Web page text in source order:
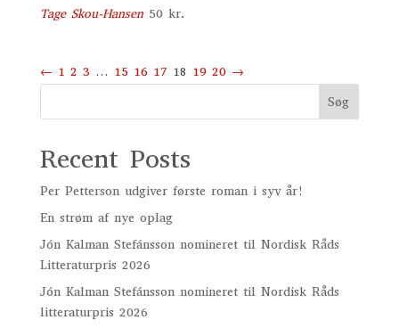
Tage Skou-Hansen 50 kr.
← 1 2 3 … 15 16 17 18 19 20 →
Søg
Recent Posts
Per Petterson udgiver første roman i syv år!
En strøm af nye oplag
Jón Kalman Stefánsson nomineret til Nordisk Råds
Litteraturpris 2026
Jón Kalman Stefánsson nomineret til Nordisk Råds
litteraturpris 2026